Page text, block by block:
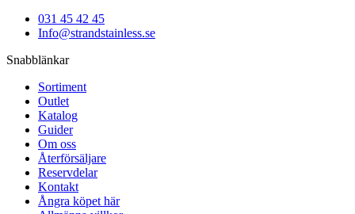
031 45 42 45
Info@strandstainless.se
Snabblänkar
Sortiment
Outlet
Katalog
Guider
Om oss
Återförsäljare
Reservdelar
Kontakt
Ångra köpet här